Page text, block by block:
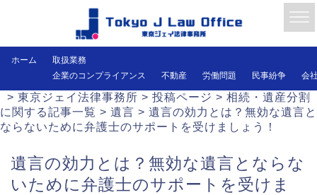
ホーム
取扱業務
企業のコンプライアンス
不動産 労働問題 民事紛争 会
> 東京ジェイ法律事務所 > 投稿ページ > 相続・遺産分割
に関する記事一覧 > 遺言 > 遺言の効力とは？無効な遺言と
ならないために弁護士のサポートを受けましょう！
遺言の効力とは？無効な遺言とならな
いために弁護士のサポートを受けま